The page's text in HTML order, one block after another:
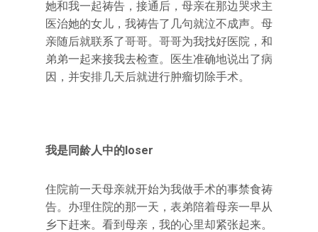
她和我一起祷告，接通后，母亲在那边哭求主
医治她的女儿，我祷告了几句就泣不成声。母
亲随后就联系了哥哥。哥哥为我找好医院，和
弟弟一起来接我去检查。医生准确地说出了病
因，并安排几天后就进行肿瘤切除手术。
我是同龄人中的loser
住院前一天母亲就开始为我做手术的事禁食祷
告。办理住院的那一天，表弟陪着母亲一早从
乡下赶来。看到母亲，我的心里却紧张起来。